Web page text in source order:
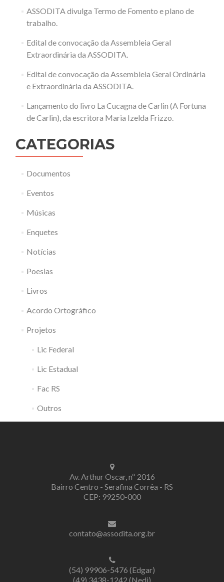
ASSODITA divulga Termo de Fomento e plano de
trabalho.
Edital de convocação da Assembleia Geral
Extraordinária da ASSODITA.
Edital de convocação da Assembleia Geral Ordinária
e Extraordinária da ASSODITA.
Lançamento do livro La Cucagna de Carlin (A Fortuna
de Carlin), da escritora Maria Izelda Frizzo.
CATEGORIAS
Documentos
Eventos
Músicas
Enquetes
Notícias
Poesias
Livros
Acordo Ortográfico
Projetos
Lic Federal
Lic Estadual
Fac RS
Outros
Av. Arthur Oscar, nº 2016
Bairro Centro - Serafina Corrêa - RS
CEP: 99250-000
contato@assodita.org.br
(54) 99906-5476 (Edgar)
(49) 3438-1242 (Nedi)